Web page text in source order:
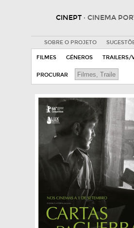
CINEPT · CINEMA
SOBRE O PROJETO
FILMES GÉNEROS TRAILERS/
PROCURAR